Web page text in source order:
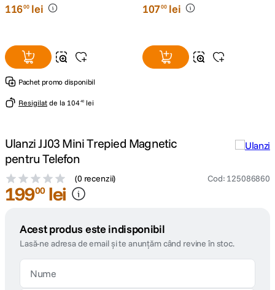
11600 lei
Pachet promo disponibil
Resigilat de la 10440 lei
10700 lei
Ulanzi JJ03 Mini Trepied Magnetic
pentru Telefon
(0 recenzii) Cod: 125086860
19900 lei
Acest produs este indisponibil
Lasă-ne adresa de email și te anunțăm când revine în stoc.